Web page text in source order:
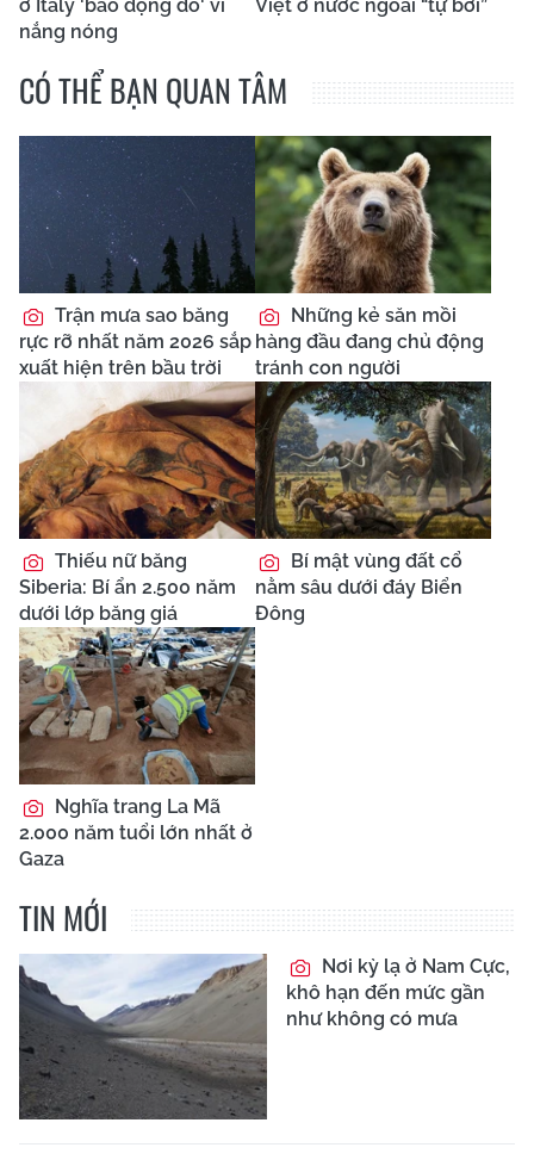
ở Italy 'báo động đỏ' vì
nắng nóng
Việt ở nước ngoài “tự bơi”
CÓ THỂ BẠN QUAN TÂM
Trận mưa sao băng
rực rỡ nhất năm 2026 sắp
xuất hiện trên bầu trời
Những kẻ săn mồi
hàng đầu đang chủ động
tránh con người
Thiếu nữ băng
Siberia: Bí ẩn 2.500 năm
dưới lớp băng giá
Bí mật vùng đất cổ
nằm sâu dưới đáy Biển
Đông
Nghĩa trang La Mã
2.000 năm tuổi lớn nhất ở
Gaza
TIN MỚI
Nơi kỳ lạ ở Nam Cực,
khô hạn đến mức gần
như không có mưa